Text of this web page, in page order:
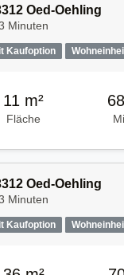
Oed-Oehling
Minuten
Kaufoption
11 m²
Fläche
Oed-Oehling
Minuten
Kaufoption